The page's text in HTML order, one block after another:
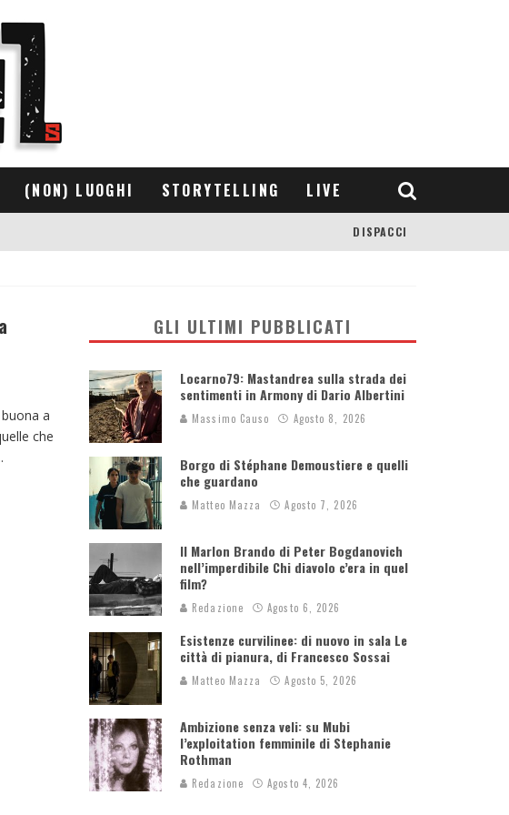
(NON) LUOGHI STORYTELLING LIVE
DISPACCI
a
che
GLI ULTIMI PUBBLICATI
Locarno79: Mastandrea sulla strada dei
sentimenti in Armony di Dario Albertini
Massimo Causo Agosto 8, 2026
Borgo di Stéphane Demoustiere e quelli
che guardano
Matteo Mazza Agosto 7, 2026
Il Marlon Brando di Peter Bogdanovich
nell’imperdibile Chi diavolo c’era in quel
film?
Redazione Agosto 6, 2026
Esistenze curvilinee: di nuovo in sala Le
città di pianura, di Francesco Sossai
Matteo Mazza Agosto 5, 2026
Ambizione senza veli: su Mubi
l’exploitation femminile di Stephanie
Rothman
Redazione Agosto 4, 2026